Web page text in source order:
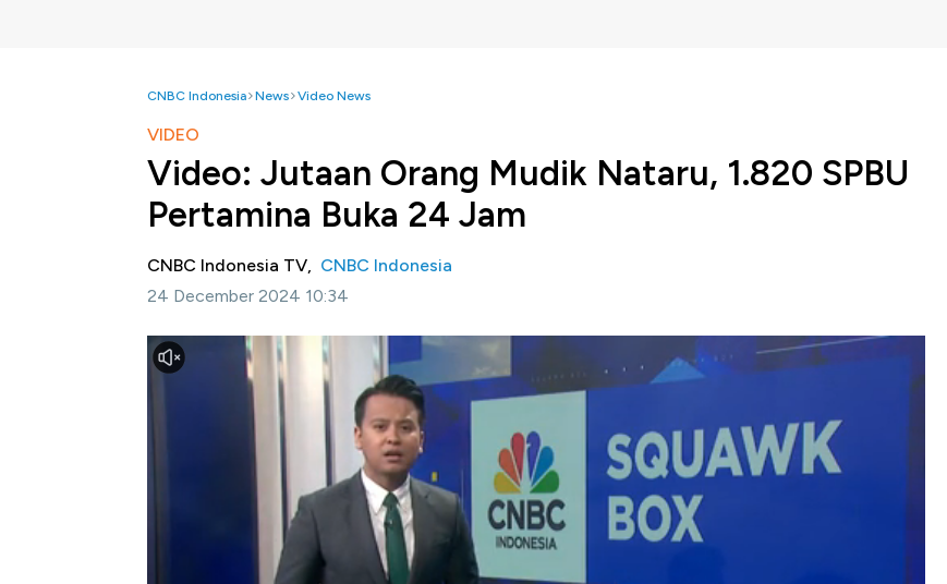
CNBC Indonesia News Video News
VIDEO
Video: Jutaan Orang Mudik Nataru, 1.820 SPBU
Pertamina Buka 24 Jam
CNBC Indonesia TV, CNBC Indonesia
24 December 2024 10:34
Jakarta, CNBC Indonesia -
Dalam rangka menyambut perayaan Natal 2024 dan Tahun Baru 2025,
PT Pertamina Patra Niaga menyiapkan, 1.820 stasiun pengisian bahan bakar atau SPBU, yang akan
beroperasi selama 24 jam. Langkah ini merupakan bagian dari startegi mengantisipasi peningkatan
mobilitas masyarakat yang diperkirakan mencapai 109 juta orang di periode Nataru ini.
Selengkapnya dalam program Squawk Box CNBC Indonesia (Selasa, 24/12/2024) berikut ini.